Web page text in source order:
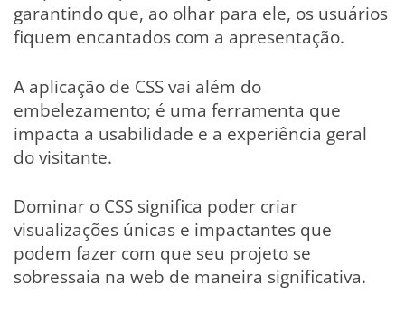
garantindo que, ao olhar para ele, os usuários
fiquem encantados com a apresentação.
A aplicação de CSS vai além do
embelezamento; é uma ferramenta que
impacta a usabilidade e a experiência geral
do visitante.
Dominar o CSS significa poder criar
visualizações únicas e impactantes que
podem fazer com que seu projeto se
sobressaia na web de maneira significativa.